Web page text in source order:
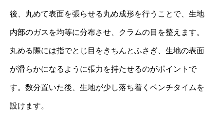
後、丸めて表面を張らせる丸め成形を行うことで、生地
内部のガスを均等に分布させ、クラムの目を整えます。
丸める際には指でとじ目をきちんとふさぎ、生地の表面
が滑らかになるように張力を持たせるのがポイントで
す。数分置いた後、生地が少し落ち着くベンチタイムを
設けます。